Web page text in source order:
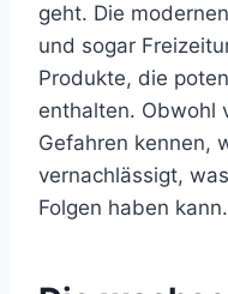
geht. Die
und sogar
Produkte, die
enthalten. Obwohl
Gefahren kennen,
vernachlässigt,
Folgen haben kann.